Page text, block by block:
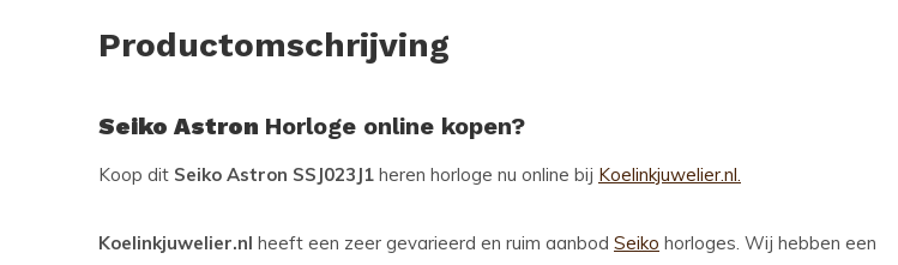
Productomschrijving
Seiko Astron Horloge online kopen?
Koop dit Seiko Astron SSJ023J1 heren horloge nu online bij Koelinkjuwelier.nl.
Koelinkjuwelier.nl heeft een zeer gevarieerd en ruim aanbod Seiko horloges. Wij hebben een